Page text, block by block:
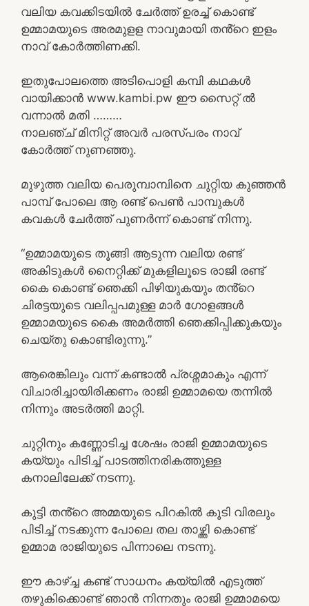
വലിയ കവക്കിടയിൽ ചേർത്ത് ഉരച്ച് കൊണ്ട്
ഉമ്മാമയുടെ അരമുളള നാവുമായി തൻ്റെ ഇളം
നാവ് കോർത്തിണക്കി.
ഇതുപോലത്തെ അടിപൊളി കമ്പി കഥകൾ
വായിക്കാൻ www.kambi.pw ഈ സൈറ്റ് ൽ
വന്നാൽ മതി ………
നാലഞ്ച് മിനിറ്റ് അവർ പരസ്പരം നാവ്
കോർത്ത് നുണഞ്ഞു.
മുഴുത്ത വലിയ പെരുമ്പാമ്പിനെ ചുറ്റിയ കുഞ്ഞൻ
പാമ്പ് പോലെ ആ രണ്ട് പെൺ പാമ്പുകൾ
കവകൾ ചേർത്ത് പുണർന്ന് കൊണ്ട് നിന്നു.
“ഉമ്മാമയുടെ തൂങ്ങി ആടുന്ന വലിയ രണ്ട്
അകിടുകൾ നൈറ്റിക്ക് മുകളിലൂടെ രാജി രണ്ട്
കൈ കൊണ്ട് ഞെക്കി പിഴിയുകയും തൻ്റെ
ചിരട്ടയുടെ വലിപ്പപമുള്ള മാർ ഗോളങ്ങൾ
ഉമ്മാമയുടെ കൈ അമർത്തി ഞെക്കിപ്പിക്കുകയും
ചെയ്തു കൊണ്ടിരുന്നു.”
ആരെങ്കിലും വന്ന് കണ്ടാൽ പ്രശ്നമാകും എന്ന്
വിചാരിച്ചായിരിക്കണം രാജി ഉമ്മാമയെ തന്നിൽ
നിന്നും അടർത്തി മാറ്റി.
ചുറ്റിനും കണ്ണോടിച്ച ശേഷം രാജി ഉമ്മാമയുടെ
കയ്യും പിടിച്ച് പാടത്തിനരികത്തുള്ള
കനാലിലേക്ക് നടന്നു.
കുട്ടി തൻ്റെ അമ്മയുടെ പിറകിൽ കൂടി വിരലും
പിടിച്ച് നടക്കുന്ന പോലെ തല താഴ്ത്തി കൊണ്ട്
ഉമ്മാമ രാജിയുടെ പിന്നാലെ നടന്നു.
ഈ കാഴ്ച്ച കണ്ട് സാധനം കയ്യിൽ എടുത്ത്
തഴുകിക്കൊണ്ട് ഞാൻ നിന്നതും രാജി ഉമ്മാമയെ